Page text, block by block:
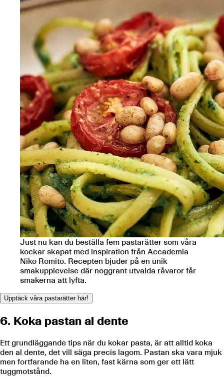
Just nu kan du beställa fem pastarätter som våra
kockar skapat med inspiration från Accademia
Niko Romito. Recepten bjuder på en unik
smakupplevelse där noggrant utvalda råvaror får
smakerna att lyfta.
Upptäck våra pastarätter här!
6. Koka pastan al dente
Ett grundläggande tips när du kokar pasta, är att alltid koka
den al dente, det vill säga precis lagom. Pastan ska vara mjuk
men fortfarande ha en liten, fast kärna som ger ett lätt
tuggmotstånd.